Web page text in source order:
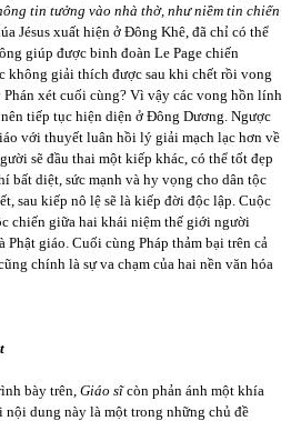
tin tưởng vào nhà thờ, như niềm tin chiến
Jésus xuất hiện ở Đông Khê, đã chỉ có thể
giúp được binh đoàn Le Page chiến
không giải thích được sau khi chết rồi vong
xét cuối cùng? Vì vậy các vong hồn lính
tiếp tục hiện diện ở Đông Dương. Ngược
với thuyết luân hồi lý giải mạch lạc hơn về
sẽ đầu thai một kiếp khác, có thể tốt đẹp
bất diệt, sức mạnh và hy vọng cho dân tộc
sau kiếp nô lệ sẽ là kiếp đời độc lập. Cuộc
chiến giữa hai khái niệm thế giới người
giáo. Cuối cùng Pháp thảm bại trên cả
chính là sự va chạm của hai nền văn hóa
bày trên, Giáo sĩcòn phản ánh một khía
nội dung này là một trong những chủ đề